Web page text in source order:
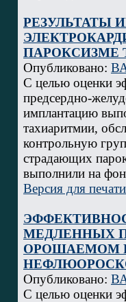
РЕЗУЛЬТАТЫ
ПАРОКСИЗМЕ
Опубликовано:
С целью оценки
предсердно-
имплантацию
тахиаритмии,
контрольную
страдающих
выполнили на
Версия для печати
МЕДЛЕННЫХ
ОРОШАЕМОМ
Опубликовано:
С целью оценки